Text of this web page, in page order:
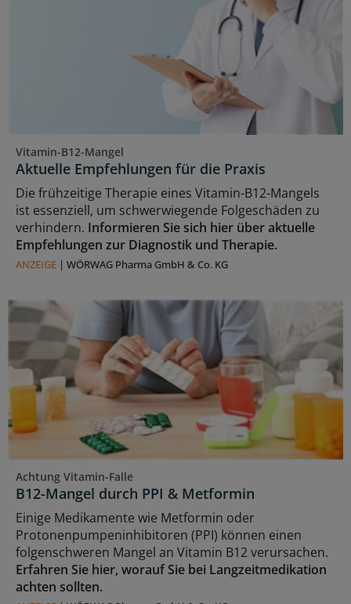
Vitamin-B12-Mangel
Aktuelle Empfehlungen für die Praxis
Die frühzeitige Therapie eines Vitamin-B12-Mangels
ist essenziell, um schwerwiegende Folgeschäden zu
verhindern. Informieren Sie sich hier über aktuelle
Empfehlungen zur Diagnostik und Therapie.
ANZEIGE | WÖRWAG Pharma GmbH & Co. KG
Achtung Vitamin-Falle
B12-Mangel durch PPI & Metformin
Einige Medikamente wie Metformin oder
Protonenpumpeninhibitoren (PPI) können einen
folgenschweren Mangel an Vitamin B12 verursachen.
Erfahren Sie hier, worauf Sie bei Langzeitmedikation
achten sollten.